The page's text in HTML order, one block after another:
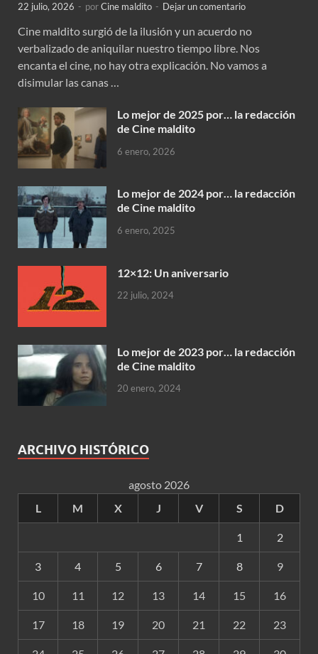
22 julio, 2026 - porCine maldito - Dejar un comentario
Cine maldito surgió de la ilusión y un acuerdo no
verbalizado de aniquilar nuestro tiempo libre. Nos
encanta el cine, no hay otra explicación. No vamos a
disimular las canas …
Lo mejor de 2025 por… la redacción
de Cine maldito
6 enero, 2026
Lo mejor de 2024 por… la redacción
de Cine maldito
6 enero, 2025
12×12: Un aniversario
22 julio, 2024
Lo mejor de 2023 por… la redacción
de Cine maldito
20 enero, 2024
ARCHIVO HISTÓRICO
agosto 2026
L
M X J V S D
1 2
3 4 5 6 7 8 9
10 11 12 13 14 15 16
17 18 19 20 21 22 23